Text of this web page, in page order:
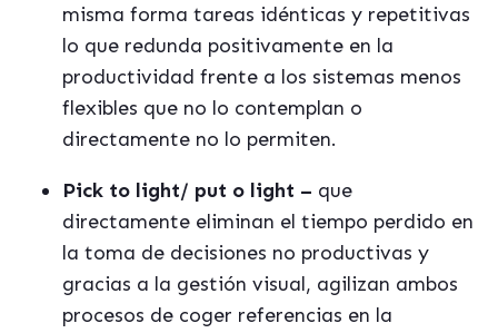
misma forma tareas idénticas y repetitivas
lo que redunda positivamente en la
productividad frente a los sistemas menos
flexibles que no lo contemplan o
directamente no lo permiten.
Pick to light/ put o light – que
directamente eliminan el tiempo perdido en
la toma de decisiones no productivas y
gracias a la gestión visual, agilizan ambos
procesos de coger referencias en la